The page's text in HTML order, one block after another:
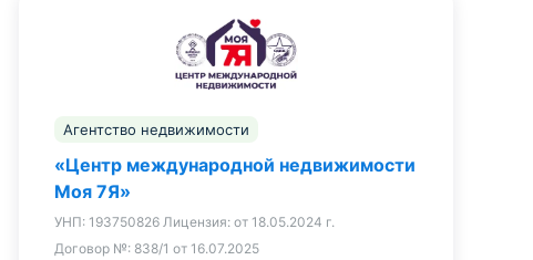
Агентство недвижимости
«Центр международной недвижимости
Моя 7Я»
УНП: 193750826 Лицензия: от 18.05.2024 г.
Договор №: 838/1 от 16.07.2025